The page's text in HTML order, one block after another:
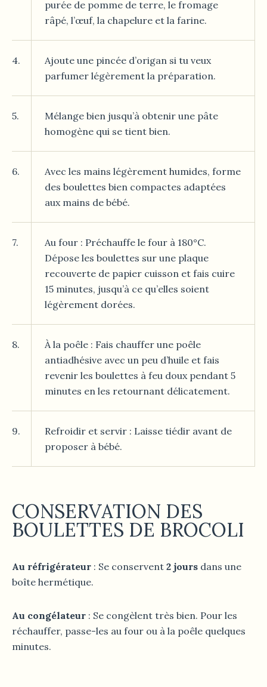
purée de pomme de terre, le fromage
râpé, l’œuf, la chapelure et la farine.
4.
Ajoute une pincée d’origan si tu veux
parfumer légèrement la préparation.
5.
Mélange bien jusqu’à obtenir une pâte
homogène qui se tient bien.
6.
Avec les mains légèrement humides, forme
des boulettes bien compactes adaptées
aux mains de bébé.
7.
Au four : Préchauffe le four à 180°C.
Dépose les boulettes sur une plaque
recouverte de papier cuisson et fais cuire
15 minutes, jusqu’à ce qu’elles soient
légèrement dorées.
8.
À la poêle : Fais chauffer une poêle
antiadhésive avec un peu d’huile et fais
revenir les boulettes à feu doux pendant 5
minutes en les retournant délicatement.
9.
Refroidir et servir : Laisse tiédir avant de
proposer à bébé.
CONSERVATION DES
BOULETTES DE BROCOLI
Au réfrigérateur : Se conservent 2 jours dans une
boîte hermétique.
Au congélateur : Se congèlent très bien. Pour les
réchauffer, passe-les au four ou à la poêle quelques
minutes.